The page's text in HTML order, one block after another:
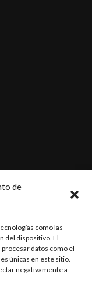
de
como las
del dispositivo. El
datos como el
únicas en este sitio.
negativamente a